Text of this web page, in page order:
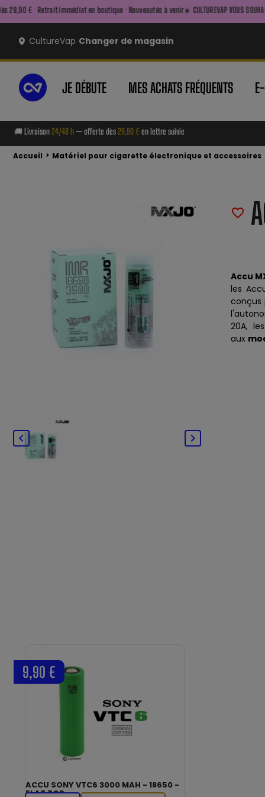
immédiat en boutique · Nouveautés à venir☀️ CULTUREVAP VOUS SOUHAITE UN BEL
CultureVap Changer de magasin
JE DÉBUTE MES ACHATS FRÉQUENTS
🚚 Livraison24/48 h— offerte dès29,90 € en lettre suivie
Accueil > Matériel pour cigarette électronique et accessoires
 
favorite_border
Accu
les
conçus
20A,
aux
ACCU SONY VTC6 3000 MAH - 18650 -
FLAT TOP
9,90 €